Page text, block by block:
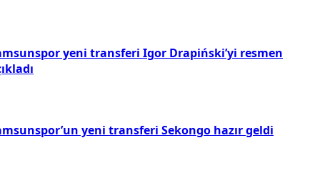
yeni transferi Igor Drapiński’yi resmen
yeni transferi Sekongo hazır geldi